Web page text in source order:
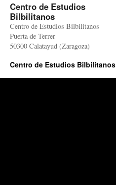
Centro de Estudios
Bilbilitanos
Centro de Estudios Bilbilitanos
Puerta de Terrer
50300 Calatayud (Zaragoza)
Centro de Estudios Bilbilitanos